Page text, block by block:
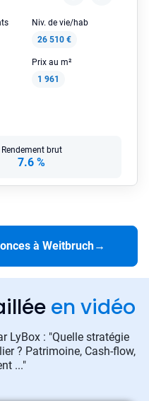
Niv. de vie/hab
26 510 €
Prix au m²
1 961
Rendement brut
7.6 %
à Weitbruch→
en vidéo
LyBox : "Quelle stratégie
? Patrimoine, Cash-flow,
..."